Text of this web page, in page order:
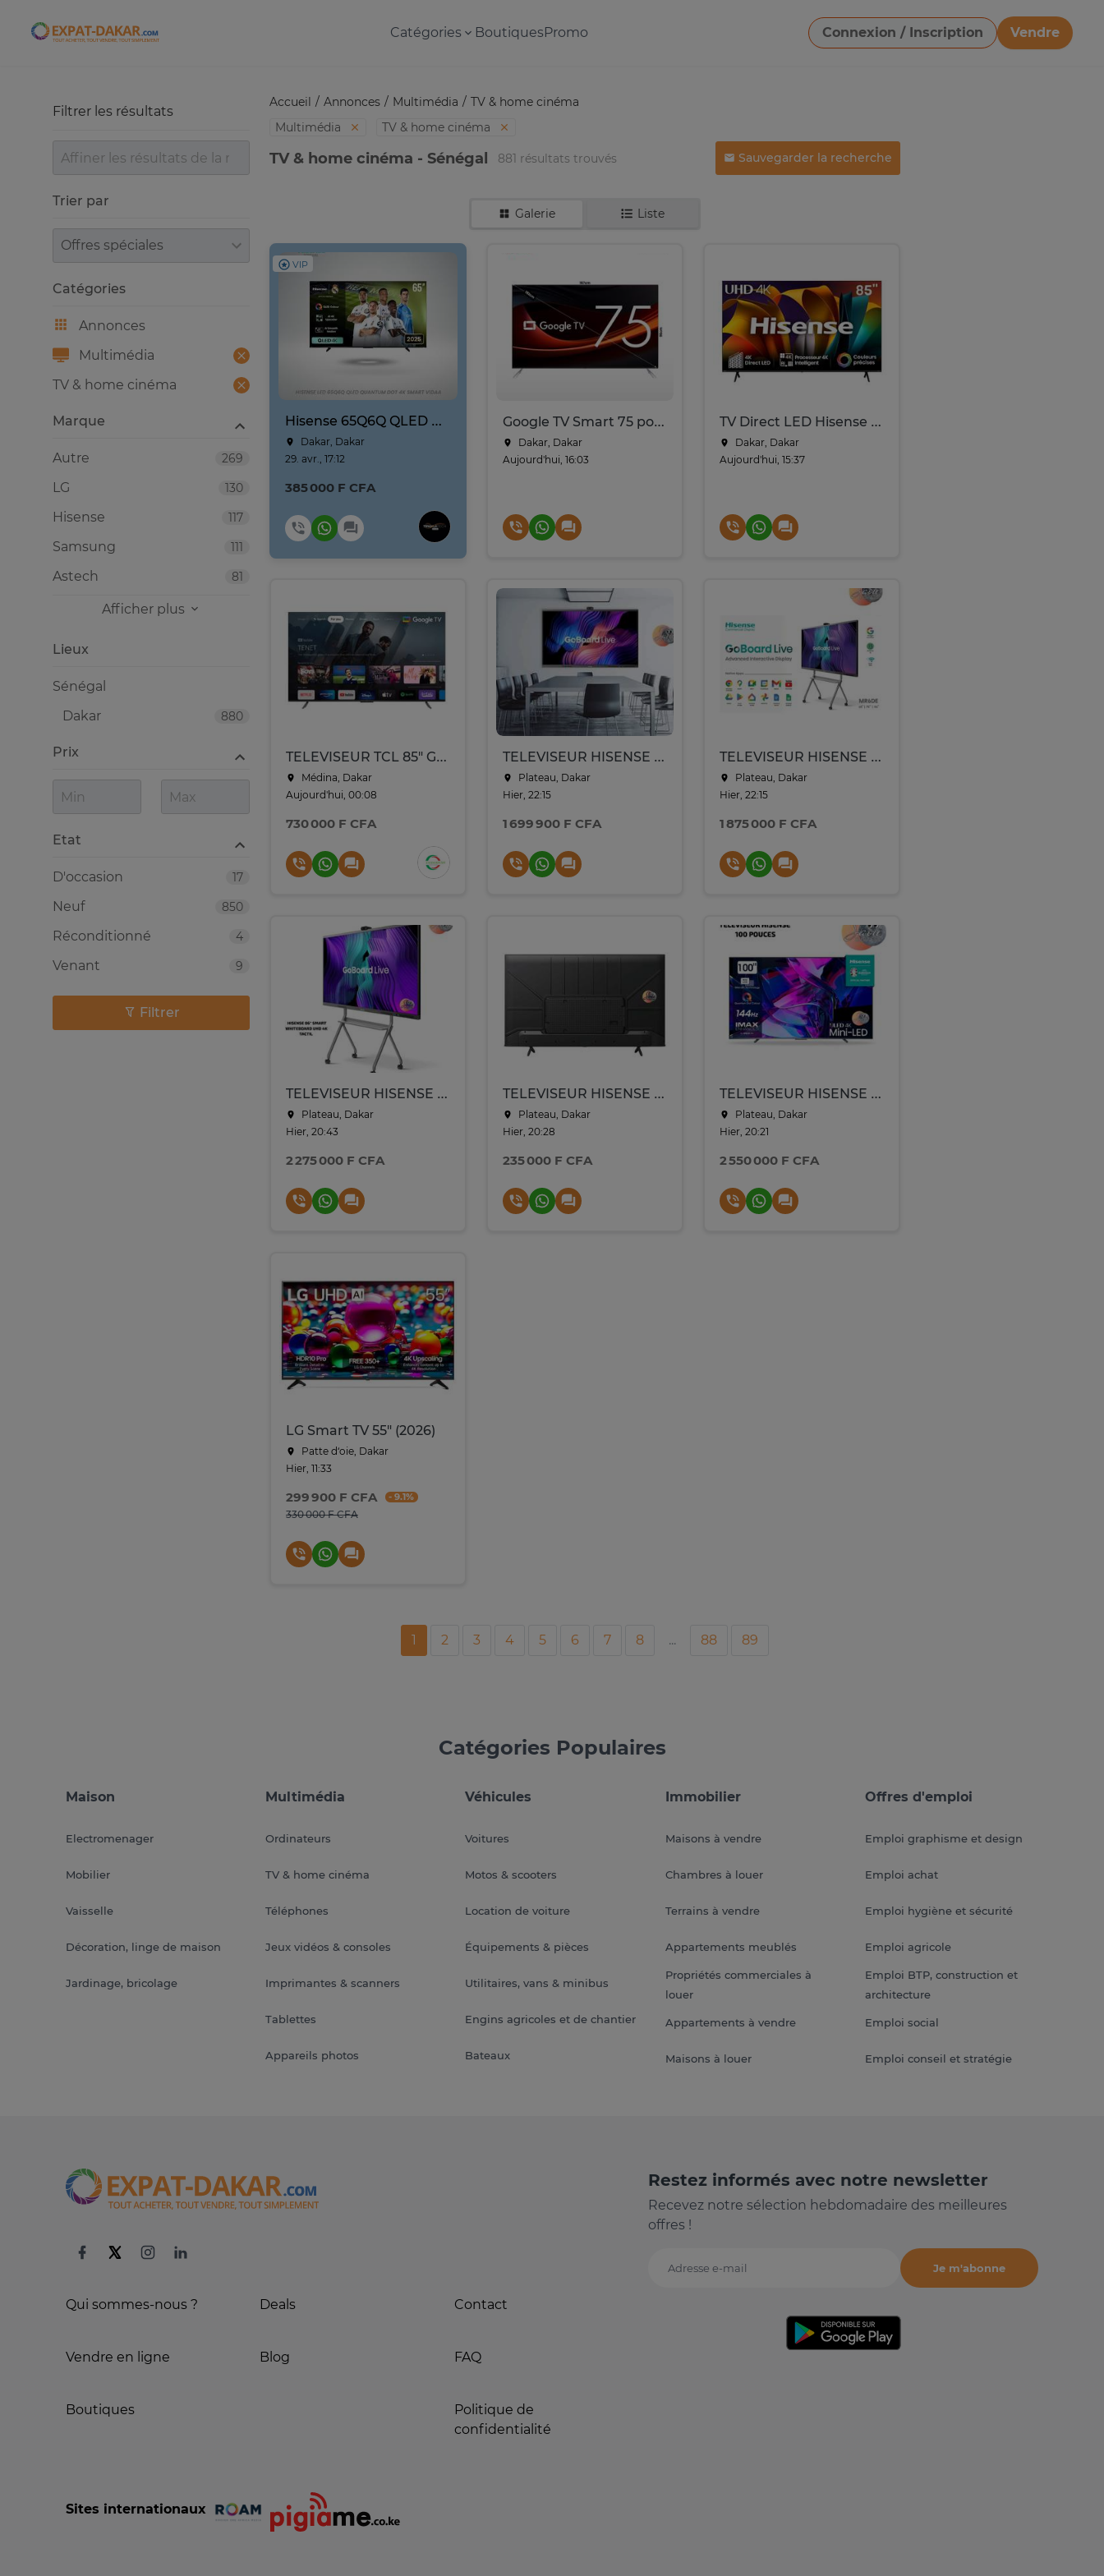
Expat-Dakar Catégories BoutiquesPromo Connexion / Inscription
Vendre
Télécharger une image
Accueil Annonces Multimédia
TV & home cinéma
Multimédia
TV & home cinéma
TV & home cinéma - Sénégal 881 résultats trouvés Sauvegarder la recherche
Galerie Liste
VIP
Hisense 65Q6Q QLED 4K Smart TV 65 pouces
Dakar, Dakar
29. avr., 17:12
385 000 F CFA
Google TV Smart 75 pouces HD immersive
Dakar, Dakar
Aujourd'hui, 16:03
TV Direct LED Hisense 85" 4K UHD Processeur 4K
Dakar, Dakar
Aujourd'hui, 15:37
TELEVISEUR TCL 85" GOOGLE TV QLED 4K P745/85C655ZXM
Médina, Dakar
Aujourd'hui, 00:08
730 000 F CFA
TELEVISEUR HISENSE 65 WHITEBOARD SMART UHD 4K TACTILE
Plateau, Dakar
Hier, 22:15
1 699 900 F CFA
TELEVISEUR HISENSE 75 WHITEBOARD SMART UHD 4K TACTILE
Plateau, Dakar
Hier, 22:15
1 875 000 F CFA
TELEVISEUR HISENSE 86 SMART WHITEBOARD UHD 4K TACTIL 86MR6DE
Plateau, Dakar
Hier, 20:43
2 275 000 F CFA
TELEVISEUR HISENSE 50 LED SMART VIDA UHD 50A6N
Plateau, Dakar
Hier, 20:28
235 000 F CFA
TELEVISEUR HISENSE 100 POUCES10007Q
Plateau, Dakar
Hier, 20:21
2 550 000 F CFA
LG Smart TV 55" (2026)
Patte d‘oie, Dakar
Hier, 11:33
299 900 F CFA - 9.1%
330 000 F CFA
1 2 3 4 5 6 7 8 ... 88 89
Filtrer les résultats
Trier par
Trier par
Catégories
Annonces
Multimédia
TV & home cinéma
Lieux
Sénégal
880
Dakar
Prix
Etat
17
D'occasion
850
Neuf
4
Réconditionné
9
Venant
Marque
269
Autre
130
LG
117
Hisense
111
Samsung
81
Astech
Afficher plus
Filtrer
Catégories Populaires
Maison
Electromenager
Mobilier
Vaisselle
Décoration, linge de maison
Jardinage, bricolage
Multimédia
Ordinateurs
TV & home cinéma
Téléphones
Jeux vidéos & consoles
Imprimantes & scanners
Tablettes
Appareils photos
Véhicules
Voitures
Motos & scooters
Location de voiture
Équipements & pièces
Utilitaires, vans & minibus
Engins agricoles et de chantier
Bateaux
Immobilier
Maisons à vendre
Chambres à louer
Terrains à vendre
Appartements meublés
Propriétés commerciales à
louer
Appartements à vendre
Maisons à louer
Offres d'emploi
Emploi graphisme et design
Emploi achat
Emploi hygiène et sécurité
Emploi agricole
Emploi BTP, construction et
architecture
Emploi social
Emploi conseil et stratégie
Qui sommes-nous ?
Vendre en ligne
Boutiques
Deals
Blog
Contact
FAQ
Politique de
confidentialité
Restez informés avec notre newsletter
Recevez notre sélection hebdomadaire des meilleures
offres !
Adresse e-mail
Je m'abonne
Sites internationaux